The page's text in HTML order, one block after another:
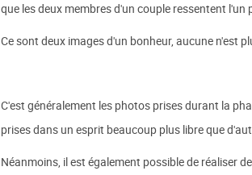
que les deux membres d'un couple ressentent l'un
Ce sont deux images d'un bonheur, aucune n'est
C'est généralement les photos prises durant la
prises dans un esprit beaucoup plus libre que
Néanmoins, il est également possible de réaliser